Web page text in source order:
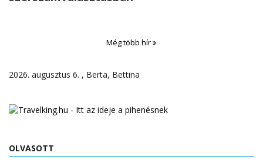
Még több hír
2026. augusztus 6. , Berta, Bettina
OLVASOTT